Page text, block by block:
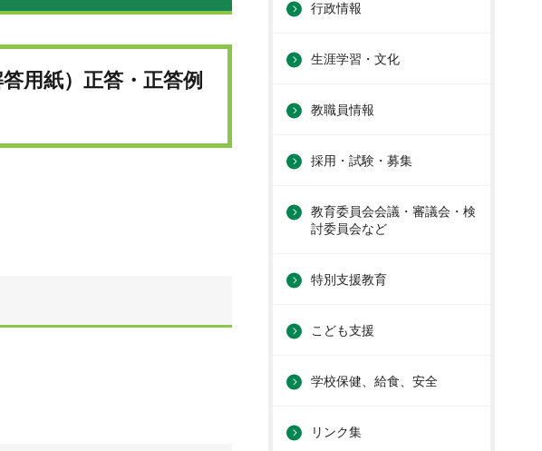
用紙）正答・正答例
行政情報
生涯学習・文化
教職員情報
採用・試験・募集
教育委員会会議・審議会・検
討委員会など
特別支援教育
こども支援
学校保健、給食、安全
リンク集